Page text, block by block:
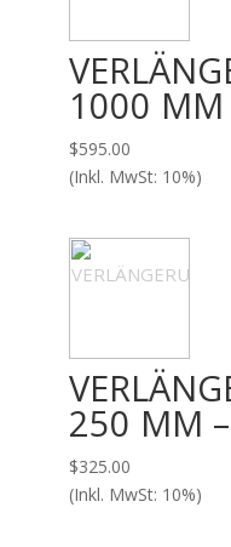
1000 MM
$595.00
(Inkl. MwSt: 10%)
250 MM
$325.00
(Inkl. MwSt: 10%)